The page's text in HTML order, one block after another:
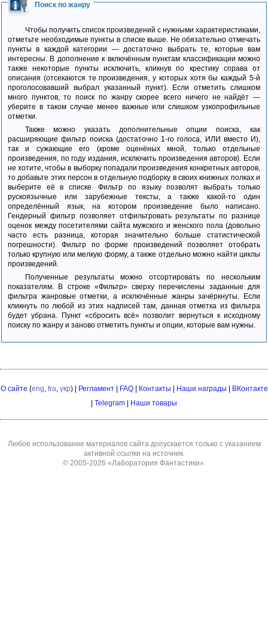
Поиск по жанру
Чтобы получить список произведений с нужными характеристиками,
отметьте необходимые пункты в списке выше. Не обязательно отмечать
пункты в каждой категории — достаточно выбрать те, которые вам
интересны. В дополнение к включённым пунктам классификации можно
также некоторые пункты исключить, кликнув по крестику справа от
описания (отсекаются те произведения, у которых хотя бы каждый 5-й
проголосовавший выбрал указанный пункт). Если отметить слишком
много пунктов, то поиск по жанру скорее всего ничего не найдёт —
уберите в таком случае менее важные или слишком узкопрофильные
отметки.
Также можно указать дополнительные опции поиска, как
расширяющие фильтр поиска (достаточно 1-го голоса, ИЛИ вместо И),
так и сужающие его (кроме оценёных мной, только отдельные
произведения, по году издания, исключить произведения авторов). Если
не хотите, чтобы в выборку попадали произведения конкретных авторов,
то добавьте этих персон в отдельную подборку в своих книжных полках и
выберите её в списке. Фильтр по языку позволят выбрать только
рускоязычные или зарубежные тексты, а также какой-то один
определённый язык, на котором произведение было написано.
Гендерный фильтр позволяет отфильтровать результаты по разнице
оценок между посетителями сайта мужского и женского пола (довольно
часто есть разница, которая значительно больше статистической
погрешности). Фильтр по форме произведений позволяет отобрать
только крупную или мелкую форму, а также отдельно можно найти циклы
произведений.
Полученные результаты можно отсортировать по нескольким
показателям. В строке «Фильтр» сверху перечислены заданные для
фильтра жанровые отметки, а исключённые жанры зачёркнуты. Если
кликнуть по любой из этих надписей там, данная отметка из фильтра
будет убрана. Пункт «сбросить всё» позволит вернуться к исходному
поиску по жанру и заново отметить пункты и опции, которые вам нужны.
О сайте (eng, fra, укр) | Регламент| FAQ| Контакты Наши награды
ВКонтакте
Telegram Наши товары
Любое использование материалов сайта допускается только с указанием
активной ссылки на источник.
© 2005-2026 «Лаборатория Фантастики».